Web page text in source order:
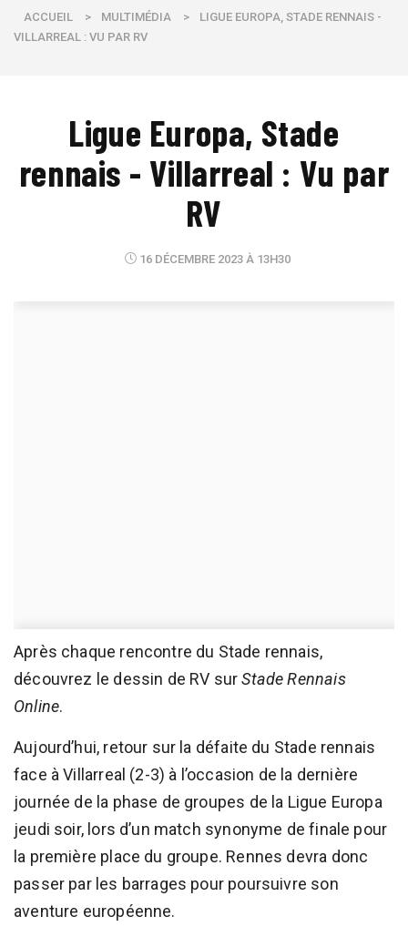
ACCUEIL > MULTIMÉDIA >
LIGUE EUROPA, STADE RENNAIS -
VILLARREAL : VU PAR RV
Ligue Europa, Stade
rennais - Villarreal : Vu par
RV
16 DÉCEMBRE 2023 À 13H30
Après chaque rencontre du Stade rennais,
découvrez le dessin de RV surStade Rennais
Online.
Aujourd’hui, retour sur la défaite du Stade rennais
face à Villarreal (2-3) à l’occasion de la dernière
journée de la phase de groupes de la Ligue Europa
jeudi soir, lors d’un match synonyme de finale pour
la première place du groupe. Rennes devra donc
passer par les barrages pour poursuivre son
aventure européenne.